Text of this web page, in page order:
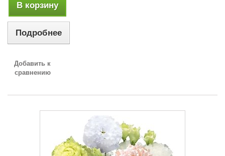
В корзину
Подробнее
Добавить к
сравнению